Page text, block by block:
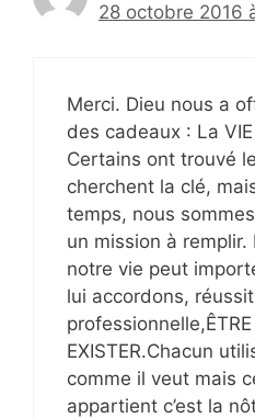
28 octobre 2016
Merci. Dieu nous a
des cadeaux : La VIE
Certains ont trouvé
cherchent la clé,
temps, nous
un mission à
notre vie peut
lui accordons,
EXISTER.Chacun
comme il veut mais
appartient c’est la